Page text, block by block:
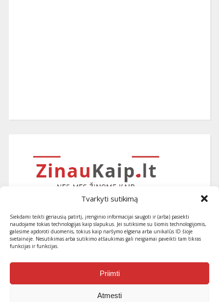
Tvarkyti sutikimą
Siekdami teikti geriausią patirtį, įrenginio informacijai saugoti ir (arba) pasiekti
naudojame tokias technologijas kaip slapukus. Jei sutiksime su šiomis technologijomis,
galėsime apdoroti duomenis, tokius kaip naršymo elgsena arba unikalūs ID šioje
svetainėje. Nesutikimas arba sutikimo atšaukimas gali neigiamai paveikti tam tikras
funkcijas ir funkcijas.
Priimti
Atmesti
Užsiprenumeruokite naujausius
straipsnius ir patarimus